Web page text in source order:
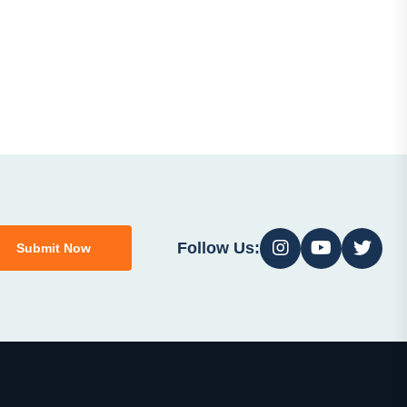
Submit Now Follow Us: